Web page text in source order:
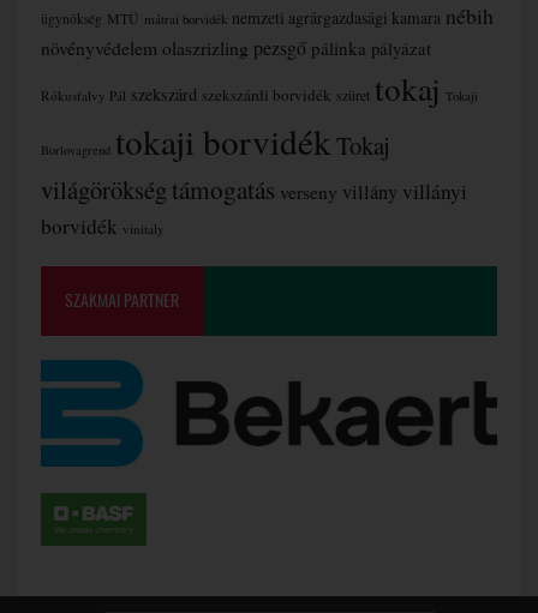
ügynökség MTÜ mátrai borvidék nemzeti agrárgazdasági kamara nébih
növényvédelem olaszrizling pezsgő pálinka pályázat
Rókusfalvy Pál szekszárd szekszárdi borvidék szüret tokaj Tokaji
Borlovagrend tokaji borvidékTokaj
világörökségtámogatás verseny villány villányi
borvidék vinitaly
SZAKMAI PARTNER